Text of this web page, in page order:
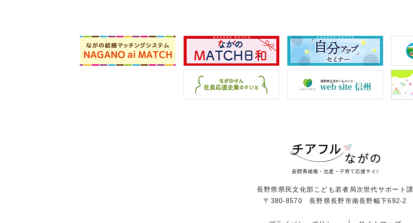
長野県県民文化部こども若者局次世代サポート課
〒380-8570 長野県長野市南長野幅下692-2